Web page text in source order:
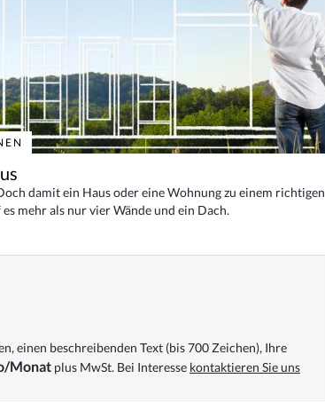
damit ein Haus oder eine Wohnung zu einem richtigen
mehr als nur vier Wände und ein Dach.
einen beschreibenden Text (bis 700 Zeichen), Ihre
Monat plus MwSt. Bei Interesse kontaktieren Sie uns